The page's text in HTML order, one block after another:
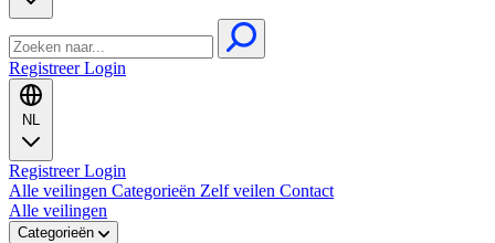
RegistreerLogin
NL
RegistreerLogin
Alle veilingen Categorieën Zelf veilen Contact
Alle veilingen
Categorieën